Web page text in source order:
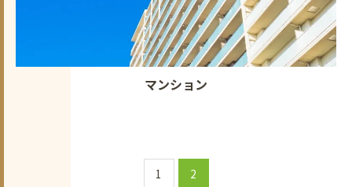
マンション
1 2